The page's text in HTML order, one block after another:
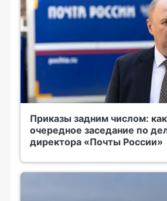
Приказы задним числом:
очередное заседание по
директора «Почты России»